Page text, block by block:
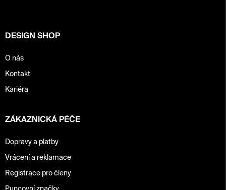
DESIGN SHOP
O nás
Kontakt
Kariéra
ZÁKAZNICKÁ PÉČE
Dopravy a platby
Vrácení a reklamace
Registrace pro členy